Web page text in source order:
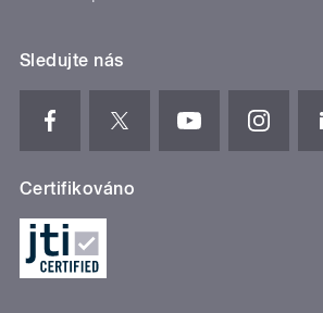
Sledujte nás
Certifikováno